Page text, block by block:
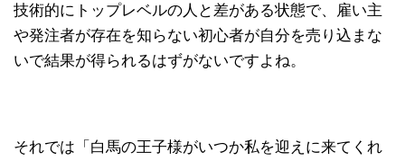
技術的にトップレベルの人と差がある状態で、雇い主
や発注者が存在を知らない初心者が自分を売り込まな
いで結果が得られるはずがないですよね。
それでは「白馬の王子様がいつか私を迎えに来てくれ